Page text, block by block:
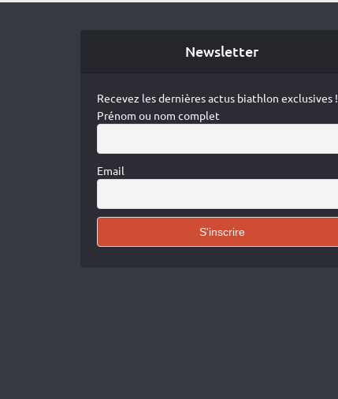
Newsletter
Recevez les dernières actus biathlon exclusives !
Prénom ou nom complet
Email